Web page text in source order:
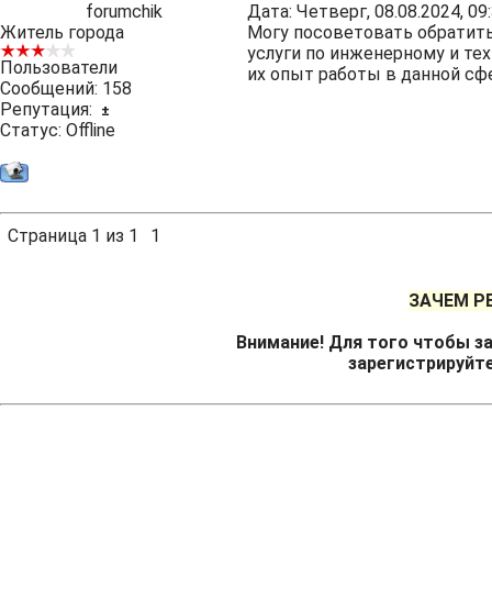
forumchik
Дата: Четверг, 08.08.2024,
Житель города
Пользователи
Сообщений: 158
Репутация:
±
Статус: Offline
Могу посоветовать
услуги по инженерному и
их опыт работы в данной
Страница 1 из 1 1
ЗАЧЕМ
Внимание! Для того чтобы